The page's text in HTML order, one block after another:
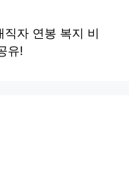
자 연봉 복지 비
유!